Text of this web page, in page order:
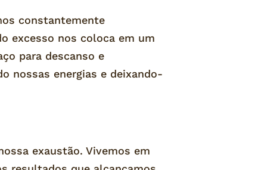
constantemente
excesso nos coloca em um
para descanso e
nossas energias e deixando-
exaustão. Vivemos em